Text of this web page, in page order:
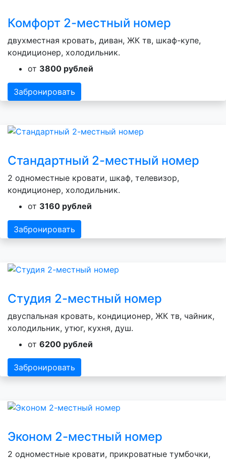
Комфорт 2-местный номер
двухместная кровать, диван, ЖК тв, шкаф-купе,
кондиционер, холодильник.
от 3800 рублей
Забронировать
Стандартный 2-местный номер
2 одноместные кровати, шкаф, телевизор,
кондиционер, холодильник.
от 3160 рублей
Забронировать
Студия 2-местный номер
двуспальная кровать, кондиционер, ЖК тв, чайник,
холодильник, утюг, кухня, душ.
от 6200 рублей
Забронировать
Эконом 2-местный номер
2 одноместные кровати, прикроватные тумбочки,